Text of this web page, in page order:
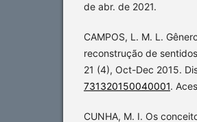
de abr. de 2021.
CAMPOS, L. M. L.
reconstrução de
21 (4), Oct-Dec 2015.
731320150040001.
CUNHA, M. I. Os